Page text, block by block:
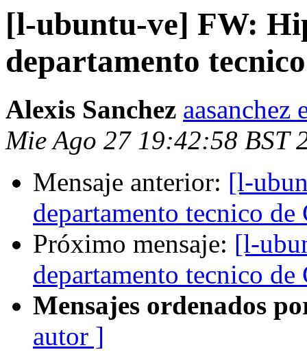
[l-ubuntu-ve] FW:
departamento
Alexis Sanchez aasanchez
Mie Ago 27 19:42:58 BST
Mensaje anterior: [l-
departamento tecnico
Próximo mensaje: [l-
departamento tecnico
Mensajes ordenados
autor ]